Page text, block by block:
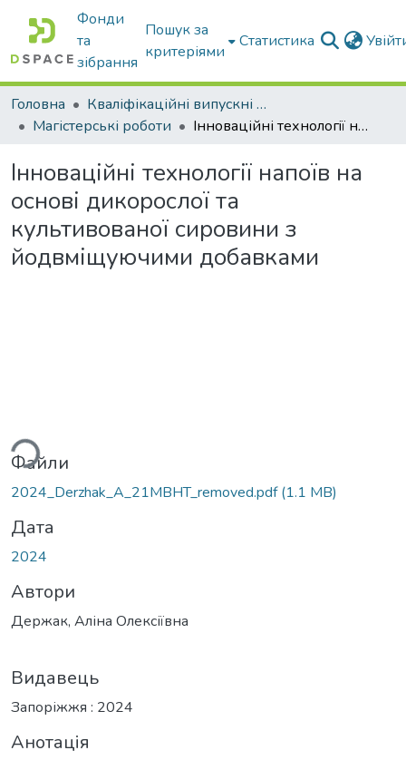
Фонди
та
зібрання
Пошук за
критеріями
Статистика
Головна
Кваліфікаційні випускні роботи бакалаврів і магістрів
Магістерські роботи
Інноваційні технологiї напоїв на основі дикорослої та культивованої сировини з йодвміщуючими добавками
Інноваційні технологiї напоїв на
основі дикорослої та
культивованої сировини з
йодвміщуючими добавками
Файли
2024_Derzhak_A_21MBHT_removed.pdf(1.1 MB)
Дата
2024
Автори
Держак, Аліна Олексіївна
Видавець
Запоріжжя : 2024
Анотація